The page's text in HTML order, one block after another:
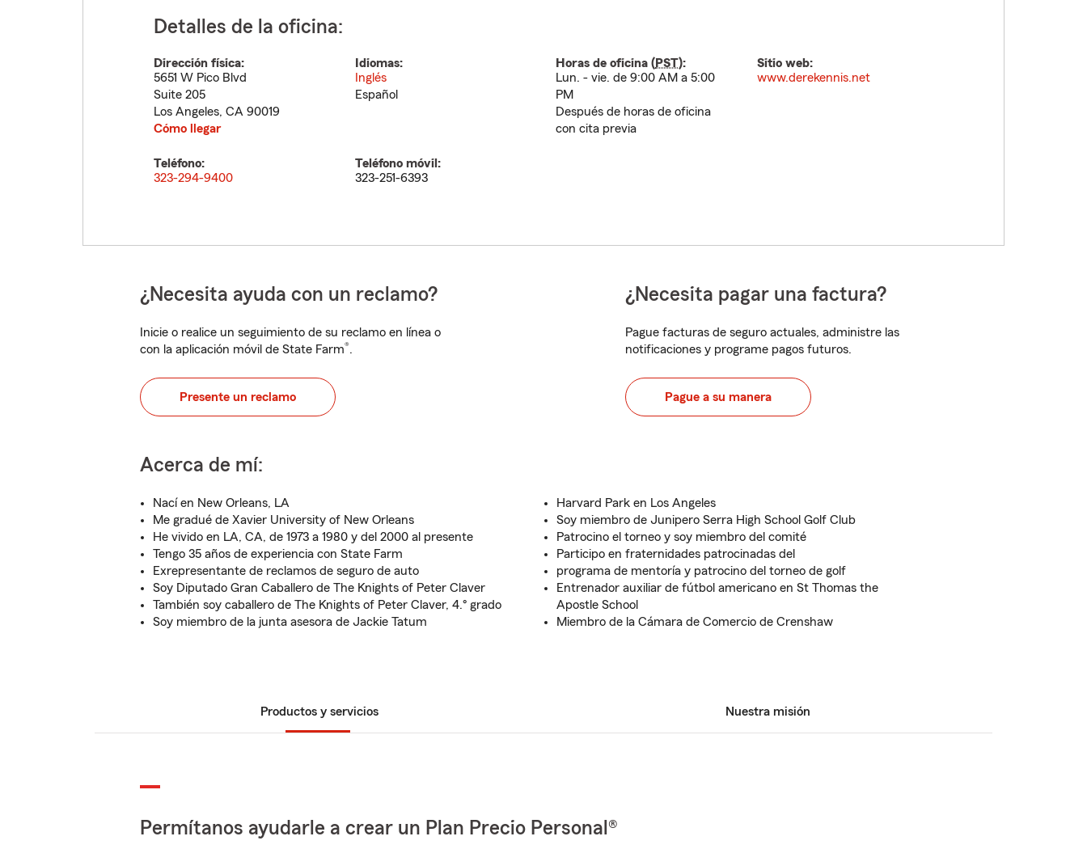
Detalles de la oficina:
Dirección física:
5651 W Pico Blvd
Suite 205
Los Angeles, CA 90019
Cómo llegar
Idiomas:
Inglés
Español
Horas de oficina (PST):
Lun. - vie. de 9:00 AM a 5:00
PM
Después de horas de oficina
con cita previa
Sitio web:
www.derekennis.net
Teléfono:
323-294-9400
Teléfono móvil:
323-251-6393
¿Necesita ayuda con un reclamo?
Inicie o realice un seguimiento de su reclamo en línea o
con la aplicación móvil de State Farm®.
Presente un reclamo
¿Necesita pagar una factura?
Pague facturas de seguro actuales, administre las
notificaciones y programe pagos futuros.
Pague a su manera
Acerca de mí:
Nací en New Orleans, LA
Me gradué de Xavier University of New Orleans
He vivido en LA, CA, de 1973 a 1980 y del 2000 al presente
Tengo 35 años de experiencia con State Farm
Exrepresentante de reclamos de seguro de auto
Soy Diputado Gran Caballero de The Knights of Peter Claver
También soy caballero de The Knights of Peter Claver, 4.° grado
Soy miembro de la junta asesora de Jackie Tatum
Harvard Park en Los Angeles
Soy miembro de Junipero Serra High School Golf Club
Patrocino el torneo y soy miembro del comité
Participo en fraternidades patrocinadas del
programa de mentoría y patrocino del torneo de golf
Entrenador auxiliar de fútbol americano en St Thomas the
Apostle School
Miembro de la Cámara de Comercio de Crenshaw
Productos y servicios Nuestra misión
Permítanos ayudarle a crear un Plan Precio Personal®